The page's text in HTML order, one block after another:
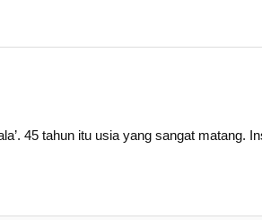
45 tahun itu usia yang sangat matang.